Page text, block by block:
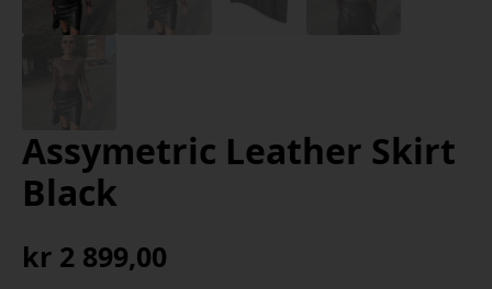
Assymetric Leather Skirt
Black
kr 2 899,00